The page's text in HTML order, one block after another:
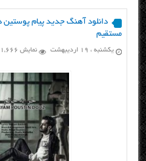
دانلود آهنگ جدید پیام پوستین
مستقیم
یکشنبه ، ۱۹ اردیبهشت نمایش 1,666